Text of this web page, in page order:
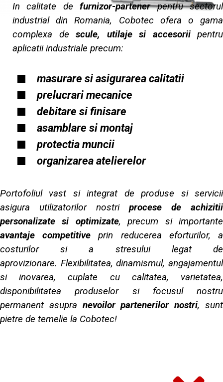
In calitate defurnizor-partenerpentru sectorul
industrial din Romania, Cobotec ofera o gama
complexa de scule, utilaje si accesoriipentru
aplicatii industriale precum:
masurare si asigurarea calitatii
prelucrari mecanice​
debitare si finisare
asamblare si montaj
protectia muncii
organizarea atelierelor
Portofoliul vast si integrat de produse si servicii
asigura utilizatorilor nostri procese de achizitii
personalizate si optimizate, precum si importante
avantaje competitive prin reducerea eforturilor, a
costurilor si a stresului legat de
aprovizionare. Flexibilitatea, dinamismul, angajamentul
si inovarea, cuplate cu calitatea, varietatea,
disponibilitatea produselor si focusul nostru
permanent asupra nevoilor partenerilor nostri, sunt
pietre de temelie la Cobotec!